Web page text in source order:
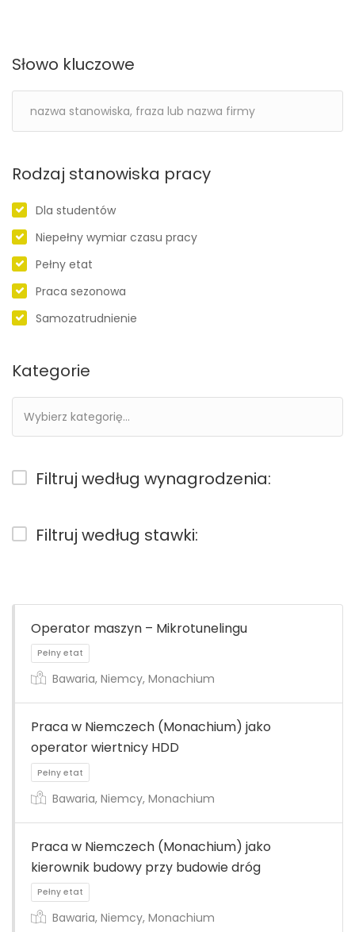
Słowo kluczowe
Rodzaj stanowiska pracy
Dla studentów
Niepełny wymiar czasu pracy
Pełny etat
Praca sezonowa
Samozatrudnienie
Kategorie
Filtruj według wynagrodzenia:
Filtruj według stawki:
Operator maszyn – Mikrotunelingu
Pełny etat
Bawaria, Niemcy, Monachium
Praca w Niemczech (Monachium) jako
operator wiertnicy HDD
Bawaria, Niemcy, Monachium
Praca w Niemczech (Monachium) jako
kierownik budowy przy budowie dróg
Bawaria, Niemcy, Monachium